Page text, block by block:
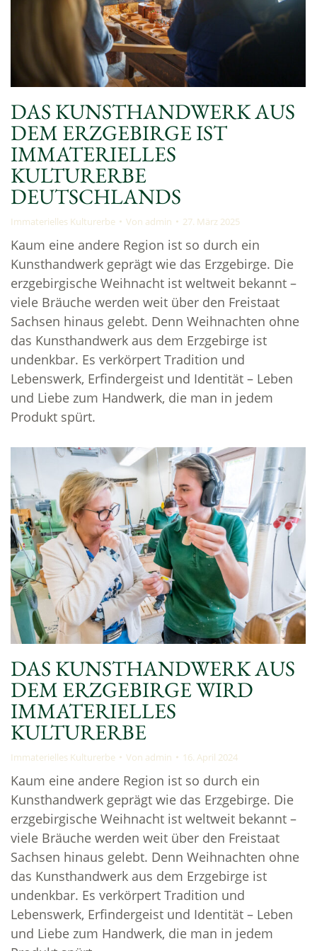
DAS KUNSTHANDWERK AUS
DEM ERZGEBIRGE IST
IMMATERIELLES
KULTURERBE
DEUTSCHLANDS
Immaterielles Kulturerbe Von admin 27. März 2025
Kaum eine andere Region ist so durch ein
Kunsthandwerk geprägt wie das Erzgebirge. Die
erzgebirgische Weihnacht ist weltweit bekannt –
viele Bräuche werden weit über den Freistaat
Sachsen hinaus gelebt. Denn Weihnachten ohne
das Kunsthandwerk aus dem Erzgebirge ist
undenkbar. Es verkörpert Tradition und
Lebenswerk, Erfindergeist und Identität – Leben
und Liebe zum Handwerk, die man in jedem
Produkt spürt.
DAS KUNSTHANDWERK AUS
DEM ERZGEBIRGE WIRD
IMMATERIELLES
KULTURERBE
Immaterielles Kulturerbe Von admin 16. April 2024
Kaum eine andere Region ist so durch ein
Kunsthandwerk geprägt wie das Erzgebirge. Die
erzgebirgische Weihnacht ist weltweit bekannt –
viele Bräuche werden weit über den Freistaat
Sachsen hinaus gelebt. Denn Weihnachten ohne
das Kunsthandwerk aus dem Erzgebirge ist
undenkbar. Es verkörpert Tradition und
Lebenswerk, Erfindergeist und Identität – Leben
und Liebe zum Handwerk, die man in jedem